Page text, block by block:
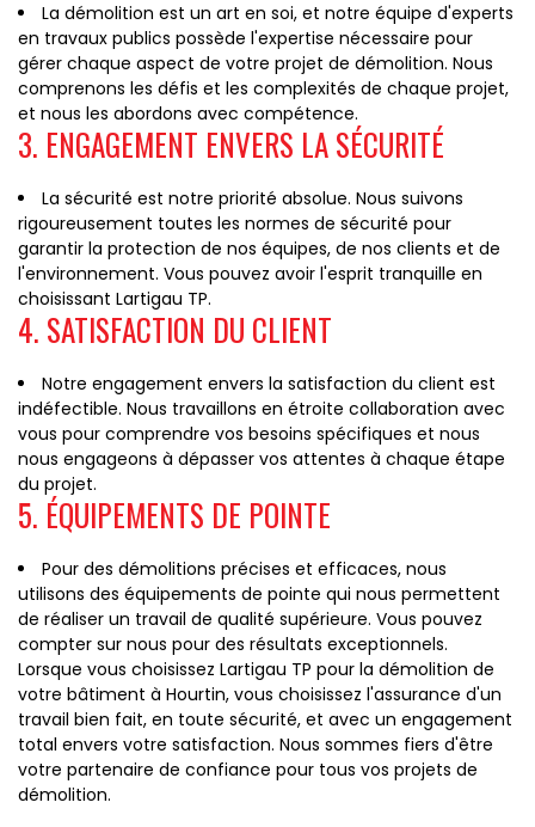
La démolition est un art en soi, et notre équipe d'experts
en travaux publics possède l'expertise nécessaire pour
gérer chaque aspect de votre projet de démolition. Nous
comprenons les défis et les complexités de chaque projet,
et nous les abordons avec compétence.
3. ENGAGEMENT ENVERS LA SÉCURITÉ
La sécurité est notre priorité absolue. Nous suivons
rigoureusement toutes les normes de sécurité pour
garantir la protection de nos équipes, de nos clients et de
l'environnement. Vous pouvez avoir l'esprit tranquille en
choisissant Lartigau TP.
4. SATISFACTION DU CLIENT
Notre engagement envers la satisfaction du client est
indéfectible. Nous travaillons en étroite collaboration avec
vous pour comprendre vos besoins spécifiques et nous
nous engageons à dépasser vos attentes à chaque étape
du projet.
5. ÉQUIPEMENTS DE POINTE
Pour des démolitions précises et efficaces, nous
utilisons des équipements de pointe qui nous permettent
de réaliser un travail de qualité supérieure. Vous pouvez
compter sur nous pour des résultats exceptionnels.
Lorsque vous choisissez Lartigau TP pour la démolition de
votre bâtiment à Hourtin, vous choisissez l'assurance d'un
travail bien fait, en toute sécurité, et avec un engagement
total envers votre satisfaction. Nous sommes fiers d'être
votre partenaire de confiance pour tous vos projets de
démolition.